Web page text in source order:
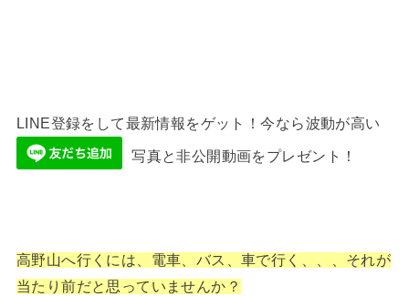
LINE登録をして最新情報をゲット！今なら波動が高い
写真と非公開動画をプレゼント！
高野山へ行くには、電車、バス、車で行く、、、それが
当たり前だと思っていませんか？